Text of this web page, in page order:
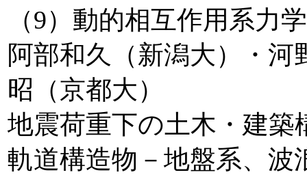
（9）動的相互作用系力学
阿部和久（新潟大）・
昭（京都大）
地震荷重下の土木・建築
軌道構造物－地盤系、波